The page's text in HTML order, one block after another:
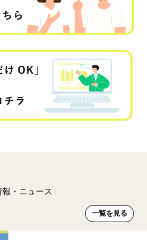
・ニュース
一覧を見る